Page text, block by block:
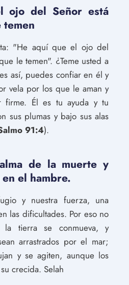
ojo del Señor está
"He aquí que el ojo del
le temen". ¿Teme usted a
así, puedes confiar en él y
vela por los que le aman y
firme. Él es tu ayuda y tu
sus plumas y bajo sus alas
91:4).
de la muerte y
el hambre.
y nuestra fuerza, una
las dificultades. Por eso no
la tierra se conmueva, y
arrastrados por el mar;
y se agiten, aunque los
crecida. Selah